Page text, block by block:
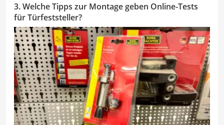
3. Welche Tipps zur Montage geben Online-Tests
für Türfeststeller?